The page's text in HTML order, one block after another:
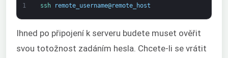
1 ssh remote_username@remote_host
Ihned po připojení k serveru budete muset ověřit
svou totožnost zadáním hesla. Chcete-li se vrátit